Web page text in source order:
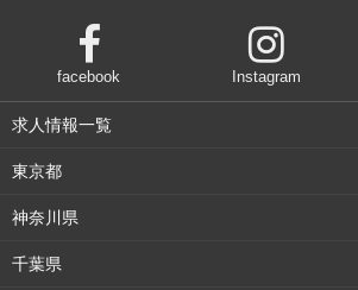
facebook Instagram
求人情報一覧
東京都
神奈川県
千葉県